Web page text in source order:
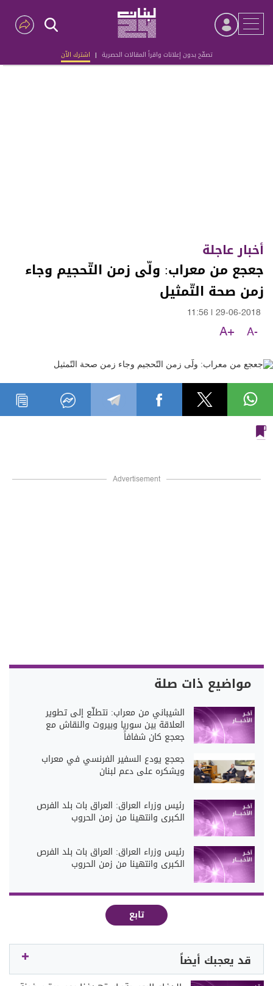
تصفّح بدون إعلانات واقرأ المقالات الحصرية | اشترك الآن
Advertisement
أخبار عاجلة
جعجع من معراب: ولّى زمن التّحجيم وجاء
زمن صحة التّمثيل
29-06-2018
11:56
A-
A+
Advertisement
مواضيع ذات صلة
الشيباني من معراب: نتطلّع إلى تطوير
العلاقة بين سوريا وبيروت والنقاش مع
جعجع كان شفافاً
جعجع يودع السفير الفرنسي في معراب
ويشكره على دعم لبنان
رئيس وزراء العراق: العراق بات بلد الفرص
الكبرى وانتهينا من زمن الحروب
رئيس وزراء العراق: العراق بات بلد الفرص
الكبرى وانتهينا من زمن الحروب
تابع
قد يعجبك أيضاً